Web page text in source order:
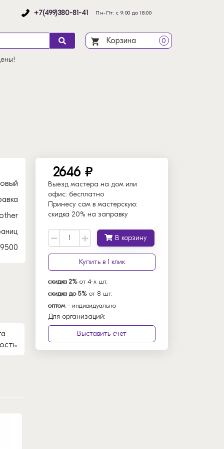
+7(499)380-81-41 Пн-Пт: с 9:00 до 18:00
Корзина 0
2646 ₽
Выезд мастера на дом или
офис: бесплатно
Принесу сам в мастерскую:
скидка 20% на заправку
В корзину
Купить в 1 клик
скидка 2% от 4-х шт.
скидка до 5% от 8 шт.
оптом - индивидуально
Для организаций:
Выставить счет